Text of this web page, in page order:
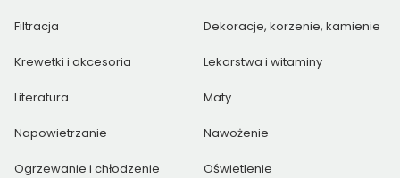
Filtracja Dekoracje, korzenie, kamienie
Krewetki i akcesoria Lekarstwa i witaminy
Literatura Maty
Napowietrzanie Nawożenie
Ogrzewanie i chłodzenie Oświetlenie